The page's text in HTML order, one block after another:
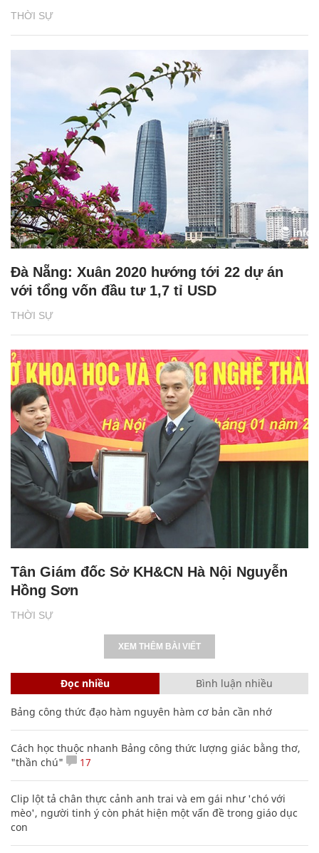
THỜI SỰ
THỜI SỰ
Đà Nẵng: Xuân 2020 hướng tới 22 dự án
với tổng vốn đầu tư 1,7 tỉ USD
THỜI SỰ
Tân Giám đốc Sở KH&CN Hà Nội Nguyễn
Hồng Sơn
XEM THÊM BÀI VIẾT
Đọc nhiều Bình luận nhiều
Bảng công thức đạo hàm nguyên hàm cơ bản cần nhớ
Cách học thuộc nhanh Bảng công thức lượng giác bằng thơ,
"thần chú"
17
Clip lột tả chân thực cảnh anh trai và em gái như 'chó với
mèo', người tinh ý còn phát hiện một vấn đề trong giáo dục
con